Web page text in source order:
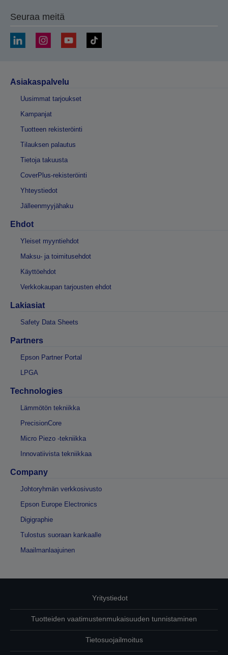
Seuraa meitä
Asiakaspalvelu
Uusimmat tarjoukset
Kampanjat
Tuotteen rekisteröinti
Tilauksen palautus
Tietoja takuusta
CoverPlus-rekisteröinti
Yhteystiedot
Jälleenmyyjähaku
Ehdot
Yleiset myyntiehdot
Maksu- ja toimitusehdot
Käyttöehdot
Verkkokaupan tarjousten ehdot
Lakiasiat
Safety Data Sheets
Partners
Epson Partner Portal
LPGA
Technologies
Lämmötön tekniikka
PrecisionCore
Micro Piezo -tekniikka
Innovatiivista tekniikkaa
Company
Johtoryhmän verkkosivusto
Epson Europe Electronics
Digigraphie
Tulostus suoraan kankaalle
Maailmanlaajuinen
Yritystiedot
Tuotteiden vaatimustenmukaisuuden tunnistaminen
Tietosuojailmoitus